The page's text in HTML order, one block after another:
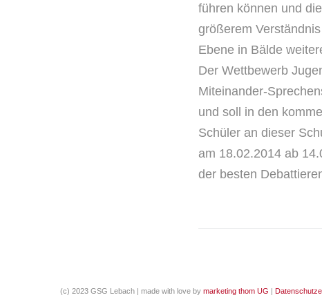
führen können und
größerem
Ebene in Bälde
Der Wettbewerb
Miteinander-
und soll in den
Schüler an dieser
am 18.02.2014 ab
der besten
(c) 2023 GSG Lebach | made with love by marketing thom UG |